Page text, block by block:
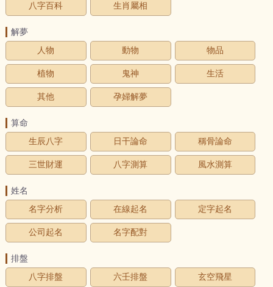
八字百科 生肖屬相
解夢
人物
動物 物品
植物 鬼神 生活
其他 孕婦解夢
算命
生辰八字
日干論命 稱骨論命
三世財運 八字測算 風水測算
姓名
名字分析
在線起名 定字起名
公司起名 名字配對
排盤
八字排盤
六壬排盤 玄空飛星